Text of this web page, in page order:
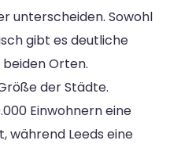
unterscheiden. Sowohl
gibt es deutliche
Orten.
der Städte.
Einwohnern eine
während Leeds eine